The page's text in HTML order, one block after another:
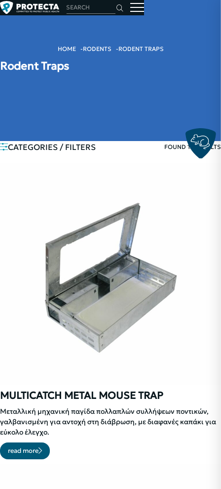
HOME RODENTS RODENT TRAPS
Rodent Traps
CATEGORIES / FILTERS FOUND 12 RESULTS
MULTICATCH METAL MOUSE TRAP
Μεταλλική μηχανική παγίδα πολλαπλών συλλήψεων ποντικών,
γαλβανισμένη για αντοχή στη διάβρωση, με διαφανές καπάκι για
εύκολο έλεγχο.
read more